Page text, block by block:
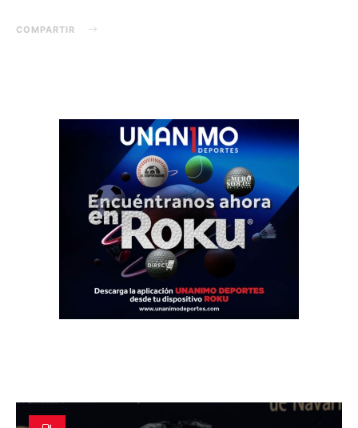
COMPARTIR